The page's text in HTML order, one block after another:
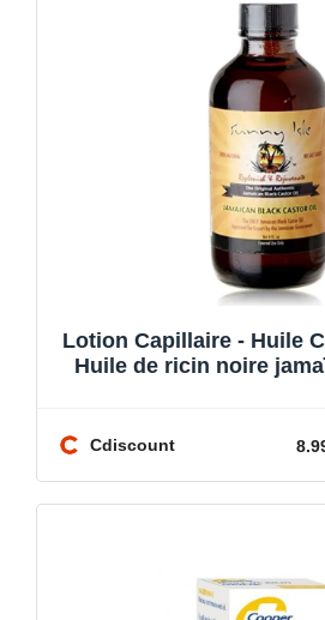
Lotion Capillaire - Huile
Huile de ricin noire
Cdiscount